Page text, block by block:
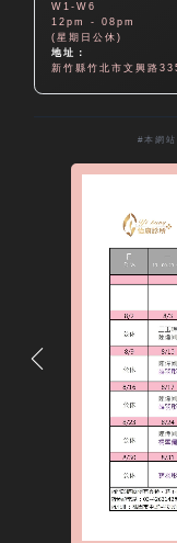
W1-W6
12pm - 08pm
(星期日公休)
地址：
新竹縣竹北市文興路
#本網